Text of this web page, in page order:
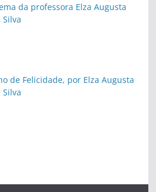
da professora Elza Augusta
de Felicidade, por Elza Augusta